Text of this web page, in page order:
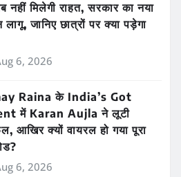
नहीं मिलेगी राहत, सरकार का नया
लागू, जानिए छात्रों पर क्या पड़ेगा
6, 2026
Raina के India’s Got
में Karan Aujla ने लूटी
आखिर क्यों वायरल हो गया पूरा
6, 2026